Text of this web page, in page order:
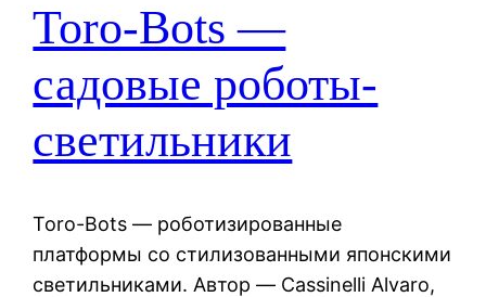
Toro-Bots —
садовые роботы-
светильники
Toro-Bots — роботизированные
платформы со стилизованными японскими
светильниками. Автор — Cassinelli Alvaro,